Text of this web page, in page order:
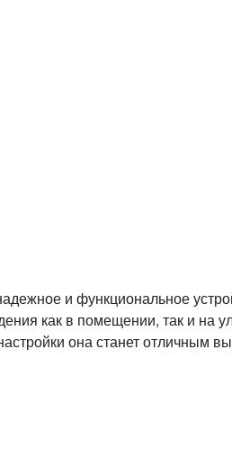
и функциональное
как в помещении, так и на
она станет отличным